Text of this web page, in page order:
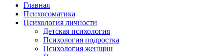
Главная
Психосоматика
Психология личности
Детская психология
Психология подростка
Психология женщин